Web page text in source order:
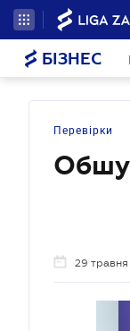
БІЗНЕС
Перевірки
29 травня